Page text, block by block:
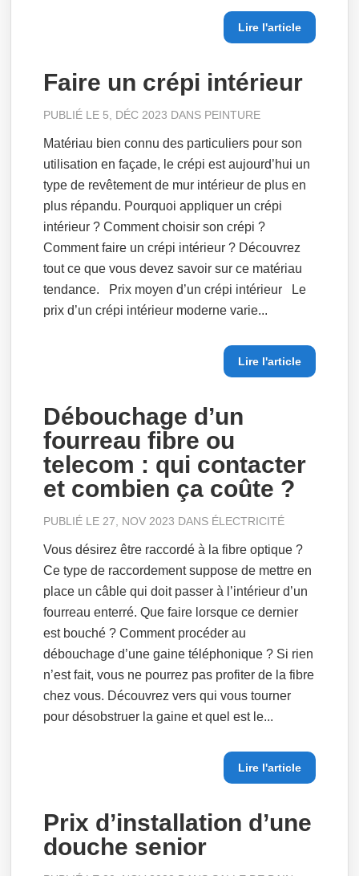
Lire l'article
Faire un crépi intérieur
PUBLIÉ LE 5, DÉC 2023 DANS PEINTURE
Matériau bien connu des particuliers pour son
utilisation en façade, le crépi est aujourd’hui un
type de revêtement de mur intérieur de plus en
plus répandu. Pourquoi appliquer un crépi
intérieur ? Comment choisir son crépi ?
Comment faire un crépi intérieur ? Découvrez
tout ce que vous devez savoir sur ce matériau
tendance. Prix moyen d’un crépi intérieur Le
prix d’un crépi intérieur moderne varie...
Lire l'article
Débouchage d’un
fourreau fibre ou
telecom : qui contacter
et combien ça coûte ?
PUBLIÉ LE 27, NOV 2023 DANS ÉLECTRICITÉ
Vous désirez être raccordé à la fibre optique ?
Ce type de raccordement suppose de mettre en
place un câble qui doit passer à l’intérieur d’un
fourreau enterré. Que faire lorsque ce dernier
est bouché ? Comment procéder au
débouchage d’une gaine téléphonique ? Si rien
n’est fait, vous ne pourrez pas profiter de la fibre
chez vous. Découvrez vers qui vous tourner
pour désobstruer la gaine et quel est le...
Lire l'article
Prix d’installation d’une
douche senior